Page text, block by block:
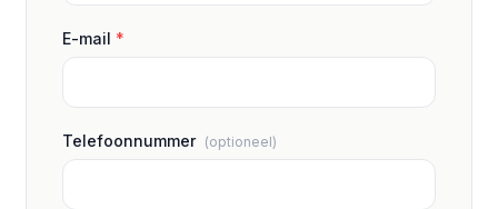
E-mail *
Telefoonnummer (optioneel)